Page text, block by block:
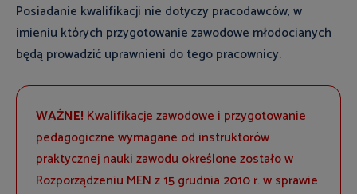
Posiadanie kwalifikacji nie dotyczy pracodawców, w
imieniu których przygotowanie zawodowe młodocianych
będą prowadzić uprawnieni do tego pracownicy.
WAŻNE! Kwalifikacje zawodowe i przygotowanie
pedagogiczne wymagane od instruktorów
praktycznej nauki zawodu określone zostało w
Rozporządzeniu MEN z 15 grudnia 2010 r. w sprawie